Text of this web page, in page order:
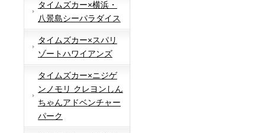
タイムズカー×横浜・
八景島シーパラダイス
タイムズカー×スパリ
ゾートハワイアンズ
タイムズカー×ニジゲ
ンノモリ クレヨンしん
ちゃんアドベンチャー
パーク